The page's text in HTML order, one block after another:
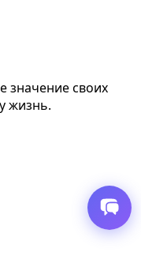
значение своих
жизнь.